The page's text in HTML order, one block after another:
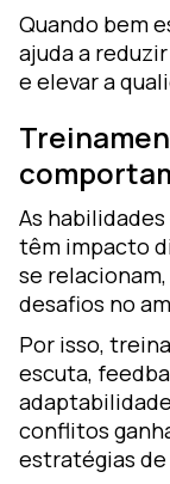
Quando bem
ajuda a
e elevar a
As
têm impacto
se
desafios no
Por isso,
escuta,
conflitos
estratégias de